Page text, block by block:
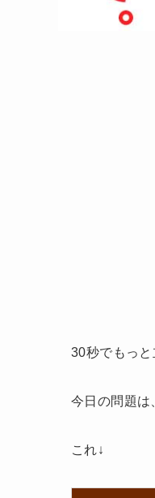
30秒でもっと
今日の問題は
これ↓